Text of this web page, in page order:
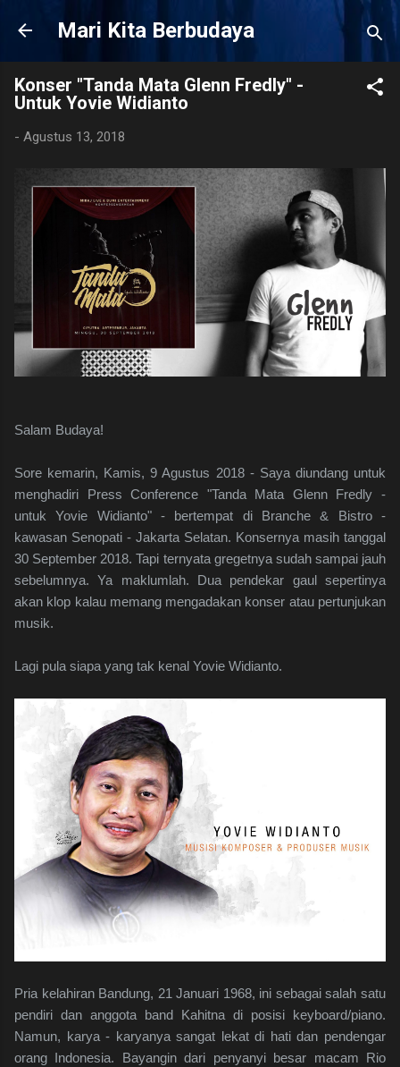
Langsung ke konten utama
Mari Kita Berbudaya
Konser "Tanda Mata Glenn Fredly" -
Untuk Yovie Widianto
- Agustus 13, 2018
Salam Budaya!
Sore kemarin, Kamis, 9 Agustus 2018 - Saya diundang untuk
menghadiri Press Conference "Tanda Mata Glenn Fredly -
untuk Yovie Widianto" - bertempat di Branche & Bistro -
kawasan Senopati - Jakarta Selatan. Konsernya masih tanggal
30 September 2018. Tapi ternyata gregetnya sudah sampai jauh
sebelumnya. Ya maklumlah. Dua pendekar gaul sepertinya
akan klop kalau memang mengadakan konser atau pertunjukan
musik.
Lagi pula siapa yang tak kenal Yovie Widianto.
Pria kelahiran Bandung, 21 Januari 1968, ini sebagai salah satu
pendiri dan anggota band Kahitna di posisi keyboard/piano.
Namun, karya - karyanya sangat lekat di hati dan pendengar
orang Indonesia. Bayangin dari penyanyi besar macam Rio